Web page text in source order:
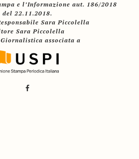
e l’Informazione aut. 186/2018
del 22.11.2018.
Sara Piccolella
Sara Piccolella
associata a